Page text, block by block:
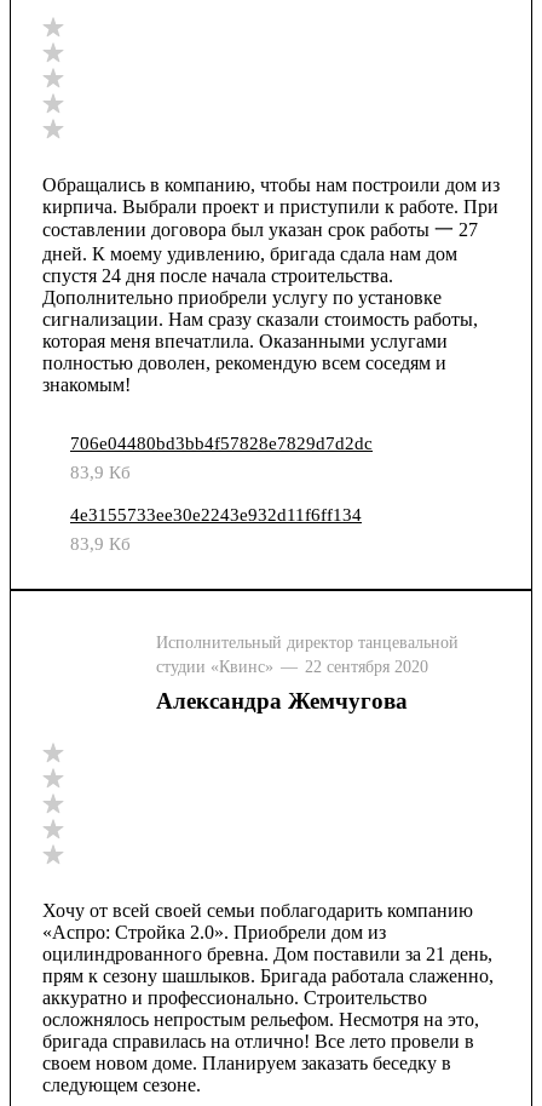
Обращались в компанию, чтобы нам построили дом из
кирпича. Выбрали проект и приступили к работе. При
составлении договора был указан срок работы 一 27
дней. К моему удивлению, бригада сдала нам дом
спустя 24 дня после начала строительства.
Дополнительно приобрели услугу по установке
сигнализации. Нам сразу сказали стоимость работы,
которая меня впечатлила. Оказанными услугами
полностью доволен, рекомендую всем соседям и
знакомым!
706e04480bd3bb4f57828e7829d7d2dc
83,9 Кб
4e3155733ee30e2243e932d11f6ff134
83,9 Кб
Исполнительный директор танцевальной
студии «Квинс» — 22 сентября 2020
Александра Жемчугова
Хочу от всей своей семьи поблагодарить компанию
«Аспро: Стройка 2.0». Приобрели дом из
оцилиндрованного бревна. Дом поставили за 21 день,
прям к сезону шашлыков. Бригада работала слаженно,
аккуратно и профессионально. Строительство
осложнялось непростым рельефом. Несмотря на это,
бригада справилась на отлично! Все лето провели в
своем новом доме. Планируем заказать беседку в
следующем сезоне.